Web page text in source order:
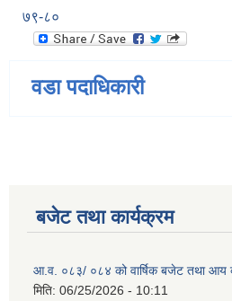
७९-८०
वडा पदाधिकारी
बजेट तथा कार्यक्रम
आ.व. ०८३/ ०८४ को वार्षिक बजेट तथा आय
मिति: 06/25/2026 - 10:11